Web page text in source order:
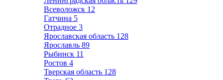
Всеволожск 12
Гатчина 5
Отрадное 3
Ярославская область 128
Ярославль 89
Рыбинск 11
Ростов 4
Тверская область 128